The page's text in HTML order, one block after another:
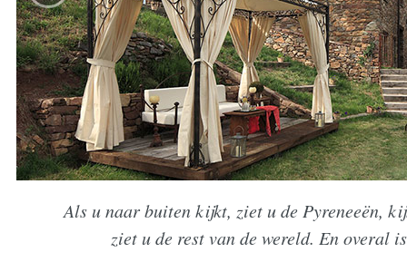
Als u naar buiten kijkt, ziet u de Pyreneeën,
ziet u de rest van de wereld. En overal